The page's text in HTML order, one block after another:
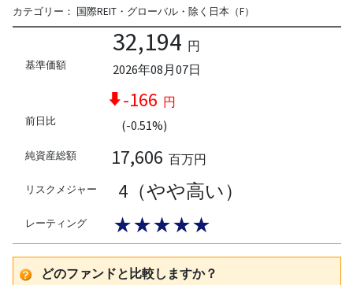
カテゴリー： 国際REIT・グローバル・除く日本（F）
基準価額
32,194 円
2026年08月07日
前日比
-166 円
(-0.51%)
純資産総額 17,606 百万円
リスクメジャー 4（やや高い）
レーティング ★★★★★
どのファンドと比較しますか？